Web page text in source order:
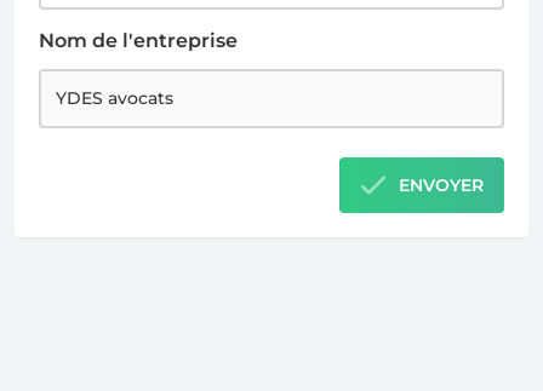
Nom de l'entreprise
ENVOYER